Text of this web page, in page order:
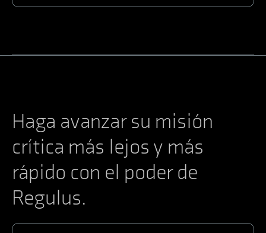
Haga avanzar su misión
crítica más lejos y más
rápido con el poder de
Regulus.